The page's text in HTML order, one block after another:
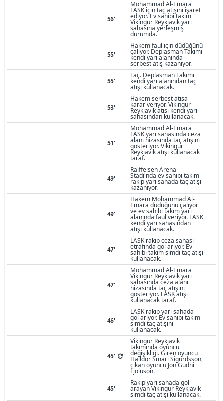
56'
Mohammad Al-Emara
LASK için taç atışını işaret
ediyor. Ev sahibi takım
Vikingur Reykjavik yarı
sahasına yerleşmiş
durumda.
55'
Hakem faul için düdüğünü
çalıyor. Deplasman Takımı
kendi yarı alanında
serbest atış kazanıyor.
55'
Taç. Deplasman Takımı
kendi yarı alanından taç
atışı kullanacak.
53'
Hakem serbest atışa
karar veriyor. Vikingur
Reykjavik atışı kendi yarı
sahasından kullanacak.
51'
Mohammad Al-Emara
LASK yarı sahasında ceza
alanı hizasında taç atışını
gösteriyor. Vikingur
Reykjavik atışı kullanacak
taraf.
49'
Raiffeisen Arena
Stadı'nda ev sahibi takım
rakip yarı sahada taç atışı
kazanıyor.
49'
Hakem Mohammad Al-
Emara düdüğünü çalıyor
ve ev sahibi takım yarı
alanında faul veriyor. LASK
kendi yarı sahasından
atışı kullanacak.
47'
LASK rakip ceza sahası
etrafında gol arıyor. Ev
sahibi takım şimdi taç atışı
kullanacak.
47'
Mohammad Al-Emara
Vikingur Reykjavik yarı
sahasında ceza alanı
hizasında taç atışını
gösteriyor. LASK atışı
kullanacak taraf.
46'
LASK rakip yarı sahada
gol arıyor. Ev sahibi takım
şimdi taç atışını
kullanacak.
45'
Vikingur Reykjavik
takımında oyuncu
değişikliği. Giren oyuncu
Halldor Smari Sigurdsson,
çıkan oyuncu Jon Gudni
Fjoluson.
45'
Rakip yarı sahada gol
arayan Vikingur Reykjavik
şimdi taç atışı kullanacak.